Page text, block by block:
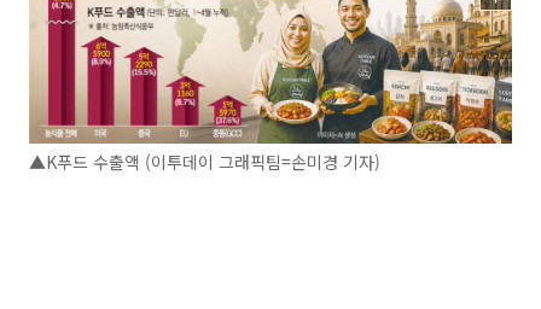
▲K푸드 수출액 (이투데이 그래픽팀=손미경 기자)